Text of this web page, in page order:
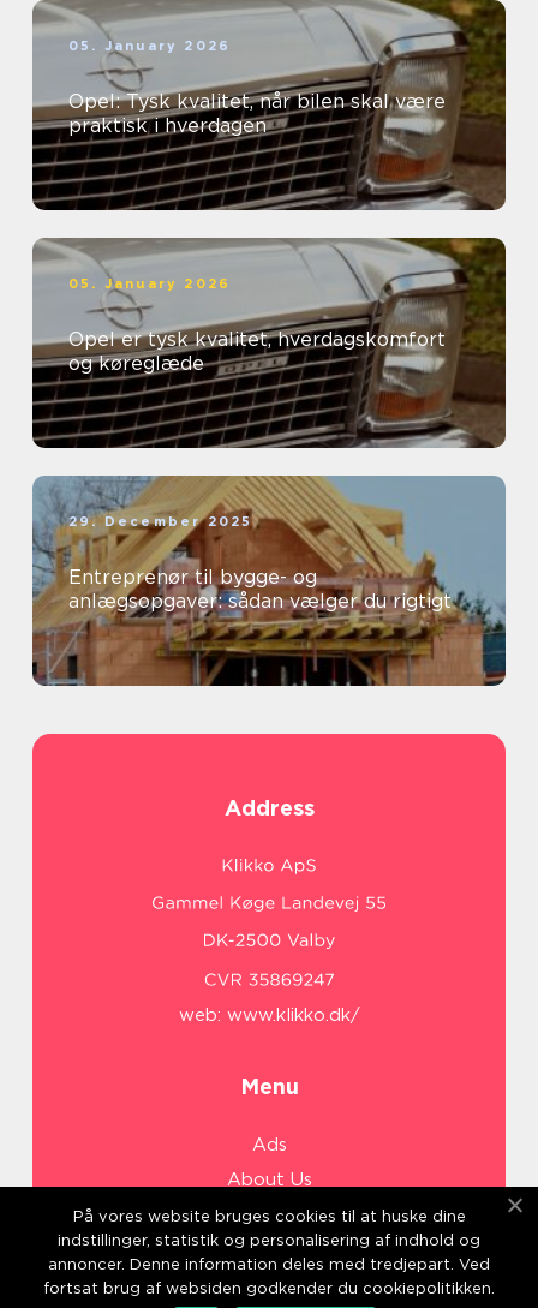
05. January 2026
Opel: Tysk kvalitet, når bilen skal være
praktisk i hverdagen
05. January 2026
Opel er tysk kvalitet, hverdagskomfort
og køreglæde
29. December 2025
Entreprenør til bygge- og
anlægsopgaver: sådan vælger du rigtigt
Address
web: www.klikko.dk/
Menu
Ads
About Us
Cookies
Contact
Sitemap
På vores website bruges cookies til at huske dine
indstillinger, statistik og personalisering af indhold og
annoncer. Denne information deles med tredjepart. Ved
fortsat brug af websiden godkender du cookiepolitikken.